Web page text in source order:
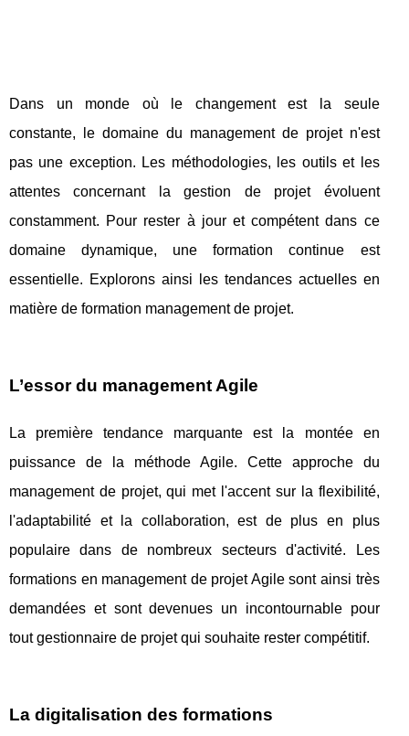
Dans un monde où le changement est la seule
constante, le domaine du management de projet n'est
pas une exception. Les méthodologies, les outils et les
attentes concernant la gestion de projet évoluent
constamment. Pour rester à jour et compétent dans ce
domaine dynamique, une formation continue est
essentielle. Explorons ainsi les tendances actuelles en
matière de formation management de projet.
L’essor du management Agile
La première tendance marquante est la montée en
puissance de la méthode Agile. Cette approche du
management de projet, qui met l'accent sur la flexibilité,
l'adaptabilité et la collaboration, est de plus en plus
populaire dans de nombreux secteurs d'activité. Les
formations en management de projet Agile sont ainsi très
demandées et sont devenues un incontournable pour
tout gestionnaire de projet qui souhaite rester compétitif.
La digitalisation des formations